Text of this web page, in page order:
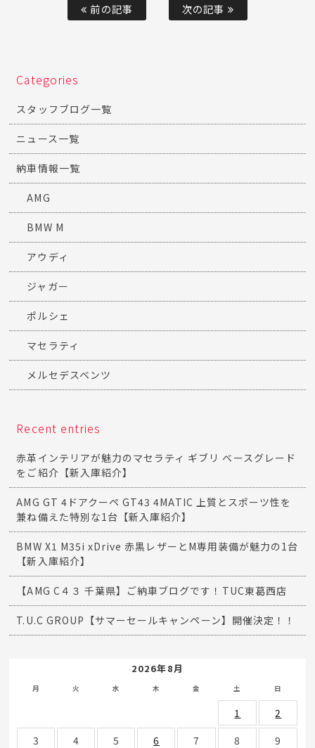
前の記事 次の記事
Categories
スタッフブログ一覧
ニュース一覧
納車情報一覧
AMG
BMW M
アウディ
ジャガー
ポルシェ
マセラティ
メルセデスベンツ
Recent entries
赤革インテリアが魅力のマセラティ ギブリ ベースグレード
をご紹介【新入庫紹介】
AMG GT 4ドアクーペ GT43 4MATIC 上質とスポーツ性を
兼ね備えた特別な1台【新入庫紹介】
BMW X1 M35i xDrive 赤黒レザーとM専用装備が魅力の1台
【新入庫紹介】
【AMG C４３ 千葉県】ご納車ブログです！TUC東葛西店
T.U.C GROUP【サマーセールキャンペーン】開催決定！！
2026年8月
月 火 水 木 金 土 日
1
2
3
4 5 6 7 8 9